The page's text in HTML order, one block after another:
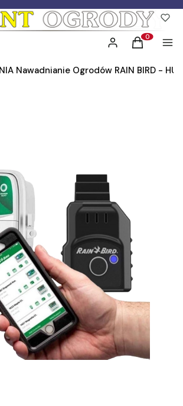
Zaloguj sięProdukty w
Koszyk
Nawadnianie Ogrodów RAIN BIRD -